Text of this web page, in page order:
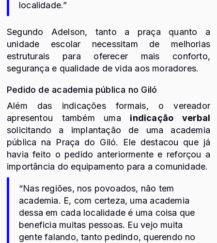
localidade.”
Segundo Adelson, tanto a praça quanto a
unidade escolar necessitam de melhorias
estruturais para oferecer mais conforto,
segurança e qualidade de vida aos moradores.
Pedido de academia pública no Giló
Além das indicações formais, o vereador
apresentou também uma indicação verbal
solicitando a implantação de uma academia
pública na Praça do Giló. Ele destacou que já
havia feito o pedido anteriormente e reforçou a
importância do equipamento para a comunidade.
“Nas regiões, nos povoados, não tem
academia. E, com certeza, uma academia
dessa em cada localidade é uma coisa que
beneficia muitas pessoas. Eu vejo muita
gente falando, tanto pedindo, querendo no